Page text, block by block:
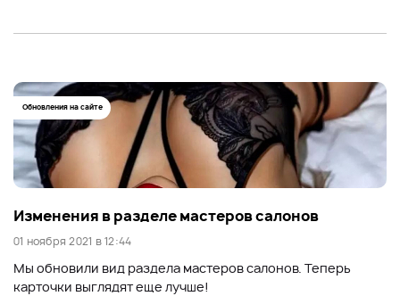
Обновления на сайте
Изменения в разделе мастеров салонов
01 ноября 2021 в 12:44
Мы обновили вид раздела мастеров салонов. Теперь
карточки выглядят еще лучше!